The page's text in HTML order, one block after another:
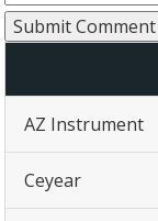
AZ Instrument
Ceyear